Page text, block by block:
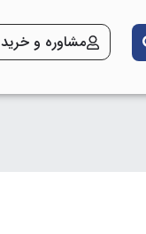
مشاوره و خرید